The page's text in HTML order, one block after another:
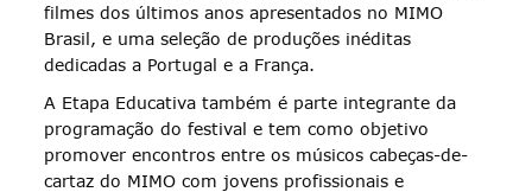
filmes dos últimos anos apresentados no MIMO
Brasil, e uma seleção de produções inéditas
dedicadas a Portugal e a França.
A Etapa Educativa também é parte integrante da
programação do festival e tem como objetivo
promover encontros entre os músicos cabeças-de-
cartaz do MIMO com jovens profissionais e